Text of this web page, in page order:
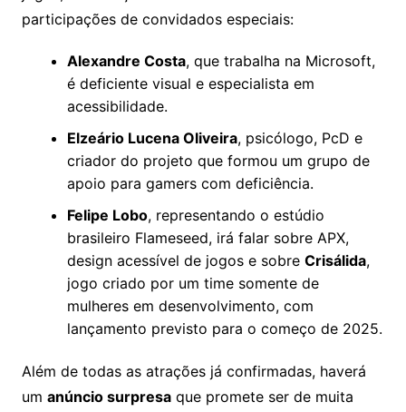
participações de convidados especiais:
Alexandre Costa, que trabalha na Microsoft,
é deficiente visual e especialista em
acessibilidade.
Elzeário Lucena Oliveira, psicólogo, PcD e
criador do projeto que formou um grupo de
apoio para gamers com deficiência.
Felipe Lobo, representando o estúdio
brasileiro Flameseed, irá falar sobre APX,
design acessível de jogos e sobre Crisálida,
jogo criado por um time somente de
mulheres em desenvolvimento, com
lançamento previsto para o começo de 2025.
Além de todas as atrações já confirmadas, haverá
um anúncio surpresaque promete ser de muita